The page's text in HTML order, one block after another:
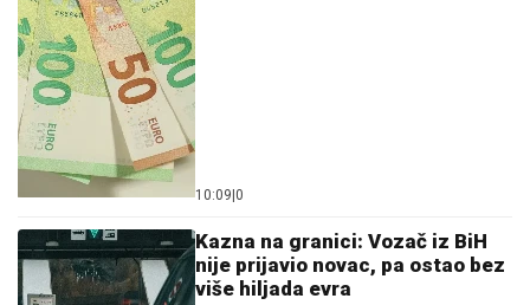
10:09 0
Kazna na granici: Vozač iz BiH
nije prijavio novac, pa ostao bez
više hiljada evra